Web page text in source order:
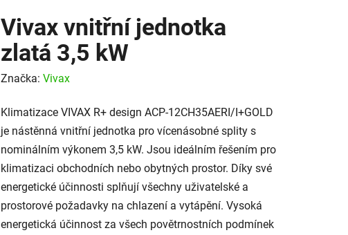
Vivax vnitřní jednotka
zlatá 3,5 kW
Značka: Vivax
Klimatizace VIVAX R+ design ACP-12CH35AERI/I+GOLD
je nástěnná vnitřní jednotka pro vícenásobné splity s
nominálním výkonem 3,5 kW. Jsou ideálním řešením pro
klimatizaci obchodních nebo obytných prostor. Díky své
energetické účinnosti splňují všechny uživatelské a
prostorové požadavky na chlazení a vytápění. Vysoká
energetická účinnost za všech povětrnostních podmínek